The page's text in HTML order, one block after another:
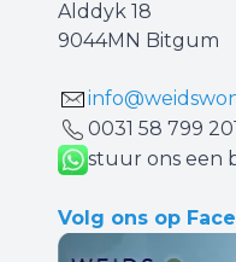
Alddyk 18
9044MN Bitgum
0031 ‪58 799
stuur ons een
Volg ons op